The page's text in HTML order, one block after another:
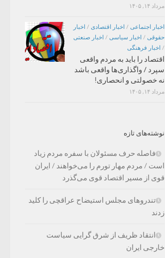
مرداد ۱۴, ۱۴۰۵
اخبار اجتماعی / اخبار اقتصادی / اخبار
حقوقی / اخبار سیاسی / اخبار صنعتی
/ اخبار فرهنگی
اقتصاد را باید به مردم واقعی
سپرد / واگذاری‌ها واقعی باشد
نه خصولتی و انحصاری!
مرداد ۱۴, ۱۴۰۵
نوشته‌های تازه
فاصله حرف مسئولان با سفره مردم زیاد
است / مردم مهار تورم را می‌خواهند / ایران
قوی از مسیر اقتصاد قوی می‌گذرد
تندروهای مجلس استیضاح عراقچی را کلید
زدند
انتقاد ظریف از شرق گرایی سیاست
خارجی ایران